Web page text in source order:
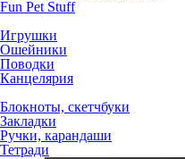
Fun Pet Stuff
Игрушки
Ошейники
Поводки
Канцелярия
Блокноты, скетчбуки
Закладки
Ручки, карандаши
Тетради